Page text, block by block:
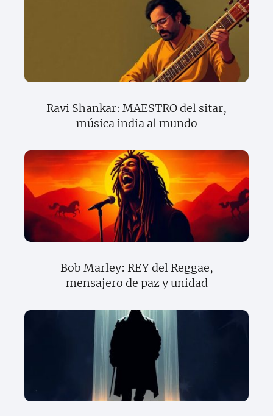
Ravi Shankar: MAESTRO del sitar,
música india al mundo
Bob Marley: REY del Reggae,
mensajero de paz y unidad